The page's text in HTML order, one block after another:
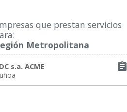
que prestan servicios
Metropolitana

s.a. ACME